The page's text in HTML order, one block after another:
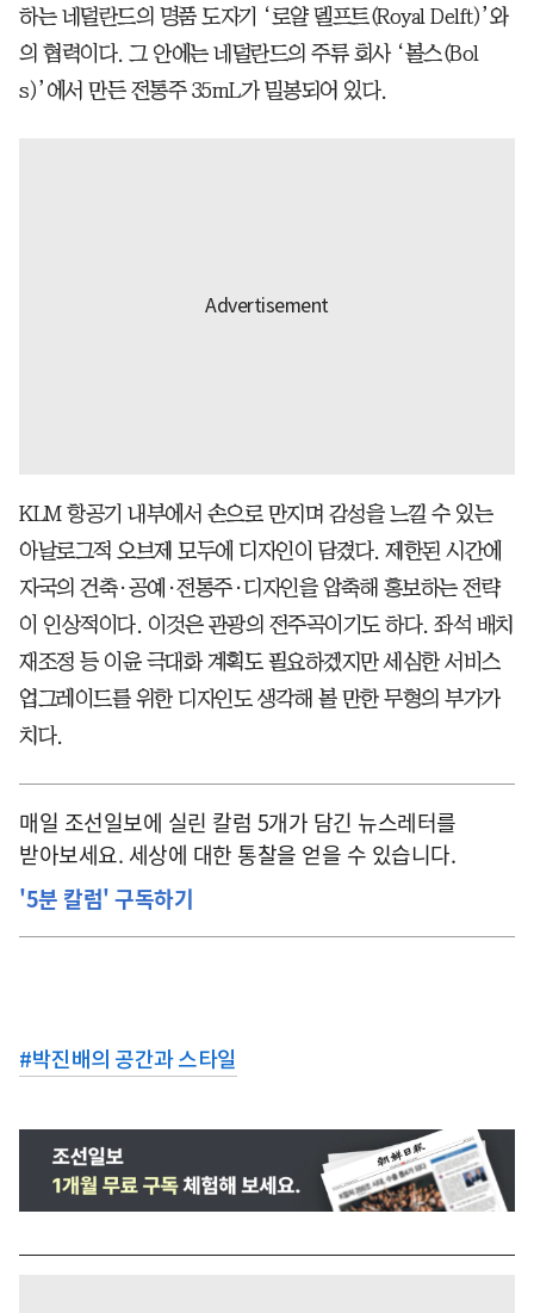
하는 네덜란드의 명품 도자기 ‘로얄 델프트(Royal Delft)’와
의 협력이다. 그 안에는 네덜란드의 주류 회사 ‘볼스(Bol
s)’에서 만든 전통주 35mL가 밀봉되어 있다.
KLM 항공기 내부에서 손으로 만지며 감성을 느낄 수 있는
아날로그적 오브제 모두에 디자인이 담겼다. 제한된 시간에
자국의 건축·공예·전통주·디자인을 압축해 홍보하는 전략
이 인상적이다. 이것은 관광의 전주곡이기도 하다. 좌석 배치
재조정 등 이윤 극대화 계획도 필요하겠지만 세심한 서비스
업그레이드를 위한 디자인도 생각해 볼 만한 무형의 부가가
치다.
매일 조선일보에 실린 칼럼 5개가 담긴 뉴스레터를
받아보세요. 세상에 대한 통찰을 얻을 수 있습니다.
'5분 칼럼' 구독하기
#박진배의 공간과 스타일